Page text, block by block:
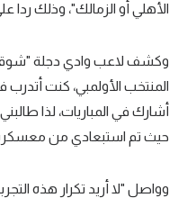
تقرير في الجول
تحليل في الجول
حكايات في الجول
كويز في الجول
الأهلي أو الزمالك"، وذلك ردا
وكشف لاعب وادي دجلة
المنتخب الأولمبي، كنت
أشارك في المباريات، لذا
حيث تم استبعادي من
وواصل "لا أريد تكرار هذه